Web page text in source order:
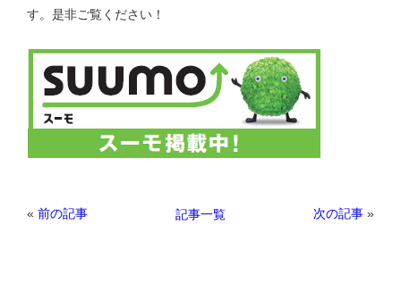
す。是非ご覧ください！
記事一覧
« 前の記事 次の記事 »